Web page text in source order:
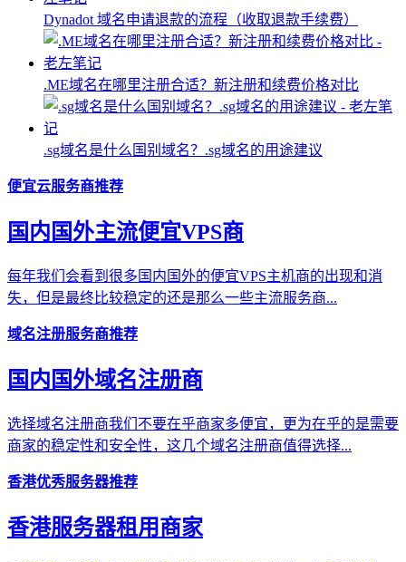
Dynadot 域名申请退款的流程（收取退款手续费）
.ME域名在哪里注册合适？新注册和续费价格对比
.sg域名是什么国别域名？.sg域名的用途建议
便宜云服务商推荐
国内国外主流便宜VPS商
每年我们会看到很多国内国外的便宜VPS主机商的出现和消
失，但是最终比较稳定的还是那么一些主流服务商...
域名注册服务商推荐
国内国外域名注册商
选择域名注册商我们不要在乎商家多便宜，更为在乎的是需要
商家的稳定性和安全性，这几个域名注册商值得选择...
香港优秀服务器推荐
香港服务器租用商家